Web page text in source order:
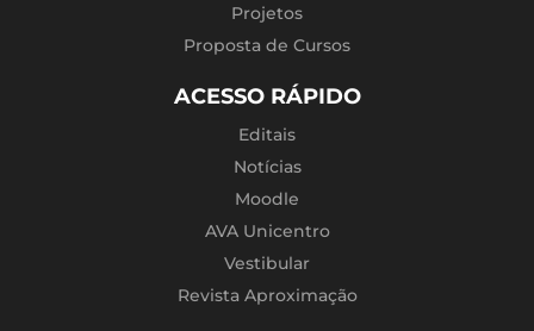
Projetos
Proposta de Cursos
ACESSO RÁPIDO
Editais
Notícias
Moodle
AVA Unicentro
Vestibular
Revista Aproximação